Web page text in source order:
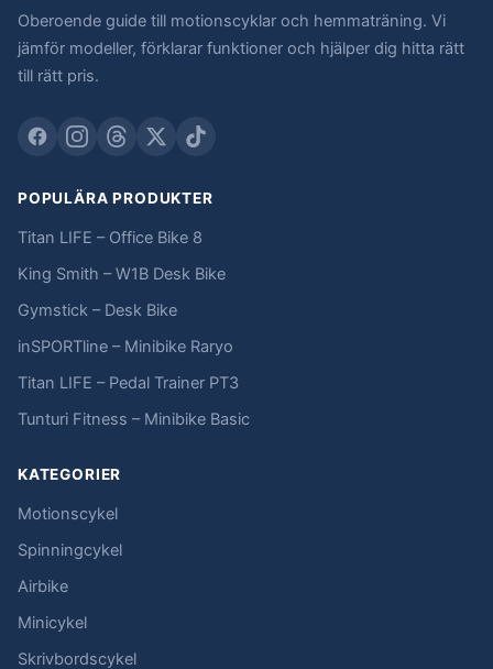
Oberoende guide till motionscyklar och hemmaträning. Vi
jämför modeller, förklarar funktioner och hjälper dig hitta rätt
till rätt pris.
POPULÄRA PRODUKTER
Titan LIFE – Office Bike 8
King Smith – W1B Desk Bike
Gymstick – Desk Bike
inSPORTline – Minibike Raryo
Titan LIFE – Pedal Trainer PT3
Tunturi Fitness – Minibike Basic
KATEGORIER
Motionscykel
Spinningcykel
Airbike
Minicykel
Skrivbordscykel